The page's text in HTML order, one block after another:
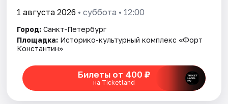
Артисты
Рейтинги
1 августа 2026 • суббота • 12:00
Город: Санкт-Петербург
Площадка: Историко-культурный комплекс «Форт
Константин»
Билеты от 400 ₽
на Ticketland